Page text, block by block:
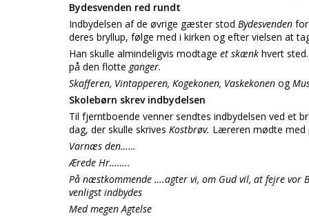
Bydesvenden red rundt
Indbydelsen af de øvrige gæster stod Bydesvenden
deres bryllup, følge med i kirken og efter vielsen at
Han skulle almindeligvis modtage et skænk hvert
på den flotte ganger.
Skafferen, Vintapperen, Kogekonen, Vaskekonen og
Skolebørn skrev indbydelsen
Til fjerntboende venner sendtes indbydelsen ved et
dag, der skulle skrives Kostbrøv. Læreren mødte med
Varnæs den……
Ærede Hr……..
På næstkommende ….agter vi, om Gud vil, at fejre vor
venligst indbydes
Med megen Agtelse